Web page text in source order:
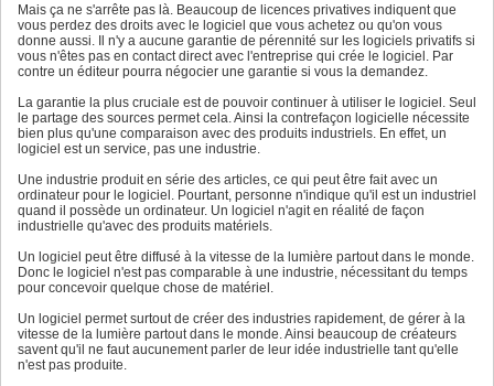
Mais ça ne s'arrête pas là. Beaucoup de licences privatives indiquent que
vous perdez des droits avec le logiciel que vous achetez ou qu'on vous
donne aussi. Il n'y a aucune garantie de pérennité sur les logiciels privatifs si
vous n'êtes pas en contact direct avec l'entreprise qui crée le logiciel. Par
contre un éditeur pourra négocier une garantie si vous la demandez.
La garantie la plus cruciale est de pouvoir continuer à utiliser le logiciel. Seul
le partage des sources permet cela. Ainsi la contrefaçon logicielle nécessite
bien plus qu'une comparaison avec des produits industriels. En effet, un
logiciel est un service, pas une industrie.
Une industrie produit en série des articles, ce qui peut être fait avec un
ordinateur pour le logiciel. Pourtant, personne n'indique qu'il est un industriel
quand il possède un ordinateur. Un logiciel n'agit en réalité de façon
industrielle qu'avec des produits matériels.
Un logiciel peut être diffusé à la vitesse de la lumière partout dans le monde.
Donc le logiciel n'est pas comparable à une industrie, nécessitant du temps
pour concevoir quelque chose de matériel.
Un logiciel permet surtout de créer des industries rapidement, de gérer à la
vitesse de la lumière partout dans le monde. Ainsi beaucoup de créateurs
savent qu'il ne faut aucunement parler de leur idée industrielle tant qu'elle
n'est pas produite.